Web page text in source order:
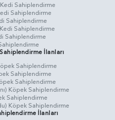
Sahiplendirme
Sahiplendirme
Sahiplendirme
Sahiplendirme
Sahiplendirme
İlanları
Sahiplendirme
Sahiplendirme
Sahiplendirme
Köpek Sahiplendirme
Sahiplendirme
Köpek Sahiplendirme
İlanları